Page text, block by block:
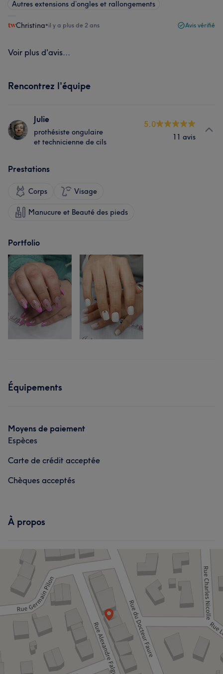
Autres extensions d’ongles et rallongements
Christina•il y a plus de 2 ans Avis vérifié
Voir plus d'avis...
Rencontrez l'équipe
Julie
prothésiste ongulaire
et technicienne de cils
5.0
11 avis
Prestations
Corps Visage
Manucure et Beauté des pieds
Portfolio
Équipements
Moyens de paiement
Espèces
Carte de crédit acceptée
Chèques acceptés
À propos